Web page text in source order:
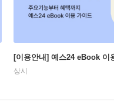
[이용안내] 예스24 eBook 이
상시